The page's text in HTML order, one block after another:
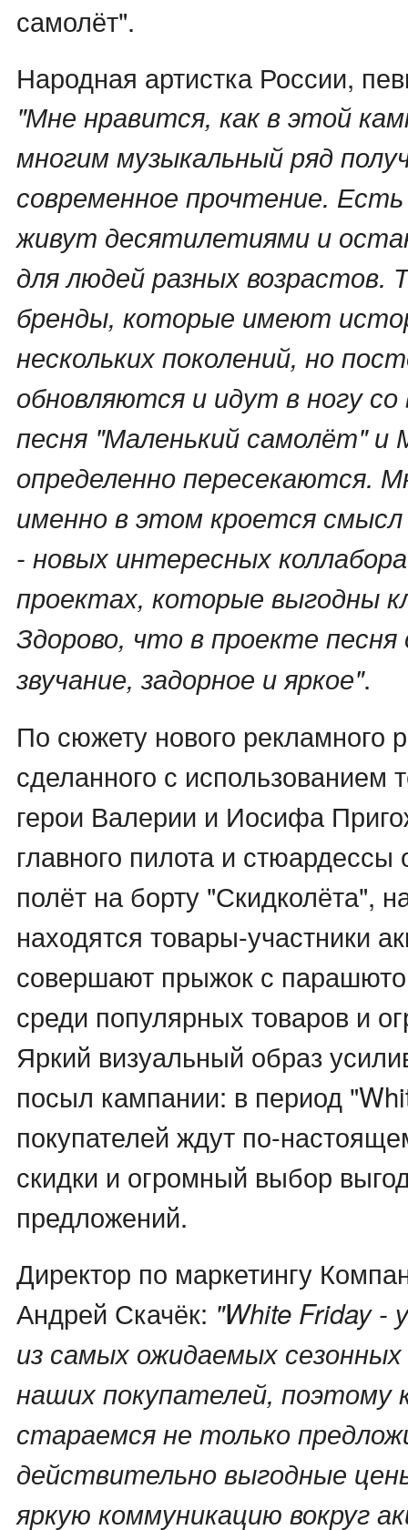
самолёт".
Народная артистка России,
"Мне нравится, как в этой
многим музыкальный ряд
современное прочтение.
живут десятилетиями и
для людей разных возрастов.
бренды, которые имеют
нескольких поколений, но
обновляются и идут в ногу
песня "Маленький самолёт" и
определенно пересекаются.
именно в этом кроется
- новых интересных
проектах, которые выгодны
Здорово, что в проекте песня
звучание, задорное и яркое".
По сюжету нового рекламного
сделанного с использованием
герои Валерии и Иосифа
главного пилота и стюардессы
полёт на борту "Скидколёта",
находятся товары-участники
совершают прыжок с
среди популярных товаров и
Яркий визуальный образ
посыл кампании: в период
покупателей ждут по-
скидки и огромный выбор
предложений.
Директор по маркетингу
Андрей Скачёк: "White Friday -
из самых ожидаемых
наших покупателей, поэтому
стараемся не только
действительно выгодные
яркую коммуникацию вокруг